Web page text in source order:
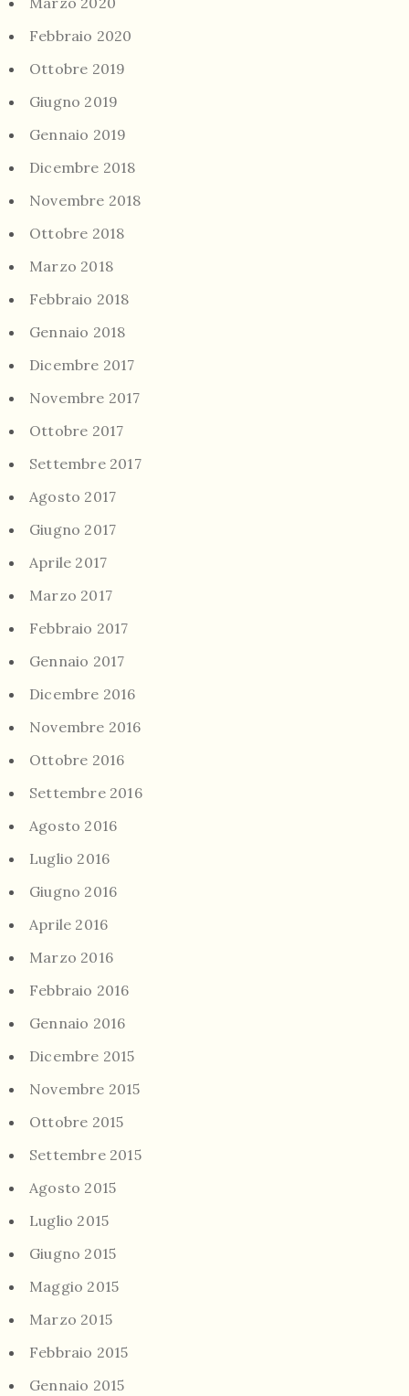
Febbraio 2020
Ottobre 2019
Giugno 2019
Gennaio 2019
Dicembre 2018
Novembre 2018
Ottobre 2018
Marzo 2018
Febbraio 2018
Gennaio 2018
Dicembre 2017
Novembre 2017
Ottobre 2017
Settembre 2017
Agosto 2017
Giugno 2017
Aprile 2017
Marzo 2017
Febbraio 2017
Gennaio 2017
Dicembre 2016
Novembre 2016
Ottobre 2016
Settembre 2016
Agosto 2016
Luglio 2016
Giugno 2016
Aprile 2016
Marzo 2016
Febbraio 2016
Gennaio 2016
Dicembre 2015
Novembre 2015
Ottobre 2015
Settembre 2015
Agosto 2015
Luglio 2015
Giugno 2015
Maggio 2015
Marzo 2015
Febbraio 2015
Gennaio 2015